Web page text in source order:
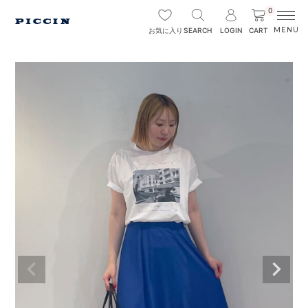
お気に入り SEARCH LOGIN
0
CART